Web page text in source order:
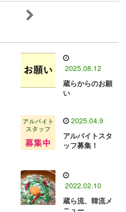
2025.08.12
蔵らからのお願
い
2025.04.9
アルバイトスタ
ッフ募集！
2022.02.10
蔵ら流、韓流メ